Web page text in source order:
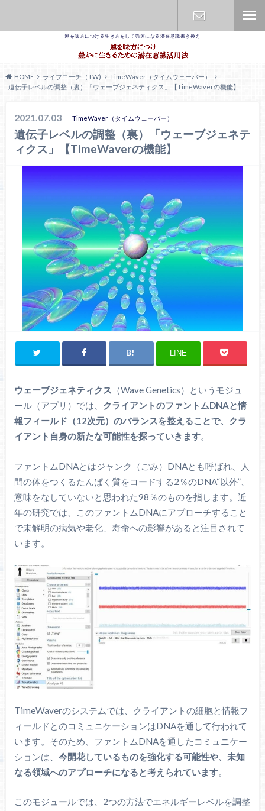
運を味方につける生き方をして強運になる潜在意識書き換え
HOME ライフコーチ（TW)
TimeWaver（タイムウェーバー）
遺伝子レベルの調整（裏）「ウェーブジェネティクス」【TimeWaverの機能】
2021.07.03 TimeWaver（タイムウェーバー）
遺伝子レベルの調整（裏）「ウェーブジェネテ
ィクス」【TimeWaverの機能】
LINE
ウェーブジェネティクス （Wave Genetics）というモジュ
ール（アプリ）では、 クライアントのファントムDNAと情
報フィールド（12次元）のバランスを整えることで、クラ
イアント自身の新たな可能性を探っていきます。
ファントムDNAとはジャンク（ごみ）DNAとも呼ばれ、人
間の体をつくるたんぱく質をコードする2％のDNA“以外”、
意味をなしていないと思われた98％のものを指します。近
年の研究では、このファントムDNAにアプローチすること
で未解明の病気や老化、寿命への影響があると注目されて
います。
TimeWaverのシステムでは、クライアントの細胞と情報フ
ィールドとのコミュニケーションはDNAを通して行われて
います。そのため、ファントムDNAを通したコミュニケー
ションは、 今開花しているものを強化する可能性や、未知
なる領域へのアプローチになると考えられています。
このモジュールでは、2つの方法でエネルギーレベルを調整